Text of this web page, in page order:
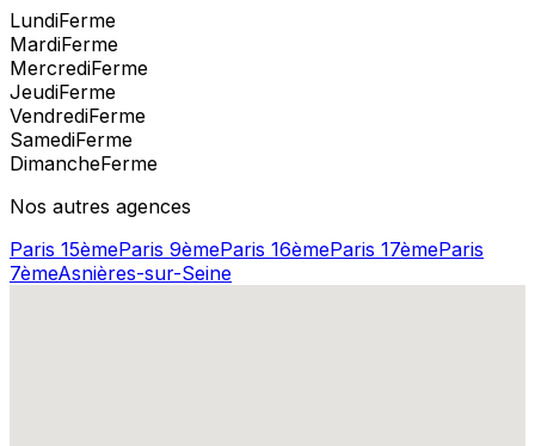
LundiFerme
MardiFerme
MercrediFerme
JeudiFerme
VendrediFerme
SamediFerme
DimancheFerme
Nos autres agences
Paris 15èmeParis 9èmeParis 16èmeParis 17èmeParis
7èmeAsnières-sur-Seine